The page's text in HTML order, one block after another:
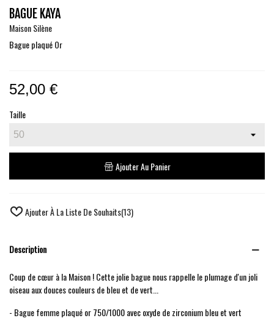
BAGUE KAYA
Maison Silène
Bague plaqué Or
52,00 €
Taille
Ajouter Au Panier
Ajouter À La Liste De Souhaits(13)
Description
Coup de cœur à la Maison ! Cette jolie bague nous rappelle le plumage d'un joli
oiseau aux douces couleurs de bleu et de vert...
- Bague femme plaqué or 750/1000 avec oxyde de zirconium bleu et vert